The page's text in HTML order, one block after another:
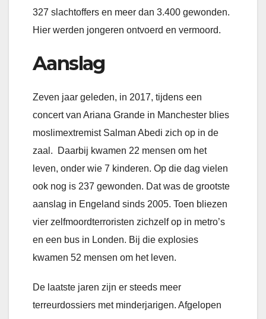
327 slachtoffers en meer dan 3.400 gewonden.
Hier werden jongeren ontvoerd en vermoord.
Aanslag
Zeven jaar geleden, in 2017, tijdens een
concert van Ariana Grande in Manchester blies
moslimextremist Salman Abedi zich op in de
zaal. Daarbij kwamen 22 mensen om het
leven, onder wie 7 kinderen. Op die dag vielen
ook nog is 237 gewonden. Dat was de grootste
aanslag in Engeland sinds 2005. Toen bliezen
vier zelfmoordterroristen zichzelf op in metro’s
en een bus in Londen. Bij die explosies
kwamen 52 mensen om het leven.
De laatste jaren zijn er steeds meer
terreurdossiers met minderjarigen. Afgelopen